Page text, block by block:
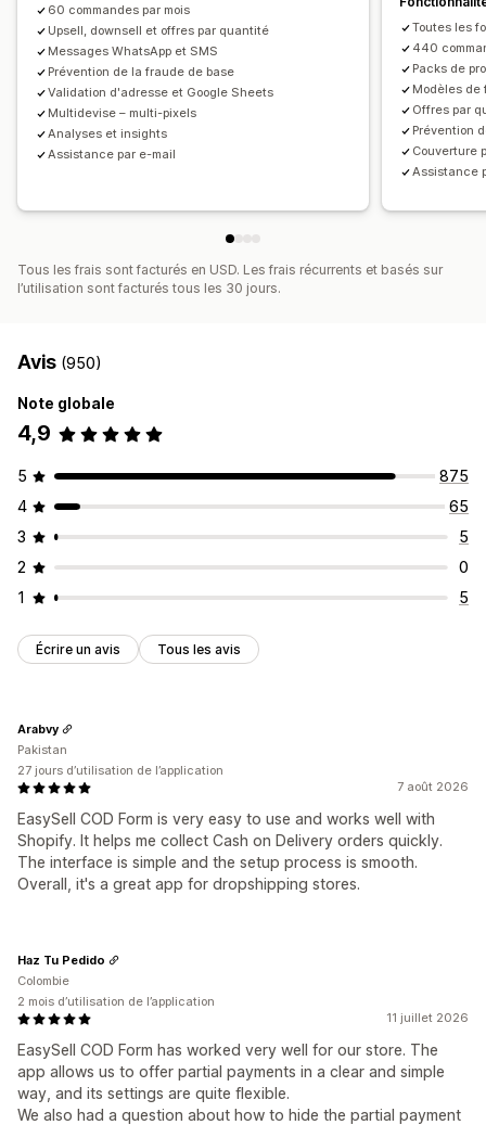
Conversion et vente incitative
Vente croisée Réductions
Ventes incitatives en un clic
Ventes incitatives pour l’expérience après-achat
Suivi de pixel
Récupération de panier
Produits fréquemment achetés ensemble
Seuils de quantités Réductions en fonction de la quantité
Traitement prioritaire
Analyses de données
Taux de clics
Taux de conversion
60 commandes par mois
Upsell, downsell et offres par quantité
Messages WhatsApp et SMS
Prévention de la fraude de base
Validation d'adresse et Google Sheets
Multidevise – multi-pixels
Analyses et insights
Assistance par e-mail
Toutes les
440
Packs de
Modèles de
Offres par
Prévention
Couverture
Assistance
Tous les frais sont facturés en USD. Les frais récurrents et basés sur
l’utilisation sont facturés tous les 30 jours.
Avis (950)
Note globale
4,9
5
875
4
65
3
5
2
0
1
5
Écrire un avis Tous les avis
7 août 2026
EasySell COD Form is very easy to use and works well with
Shopify. It helps me collect Cash on Delivery orders quickly.
The interface is simple and the setup process is smooth.
Overall, it's a great app for dropshipping stores.
Arabvy
Pakistan
27 jours d’utilisation de l’application
11 juillet 2026
EasySell COD Form has worked very well for our store. The
app allows us to offer partial payments in a clear and simple
way, and its settings are quite flexible.
We also had a question about how to hide the partial payment
Haz Tu Pedido
Colombie
2 mois d’utilisation de l’application